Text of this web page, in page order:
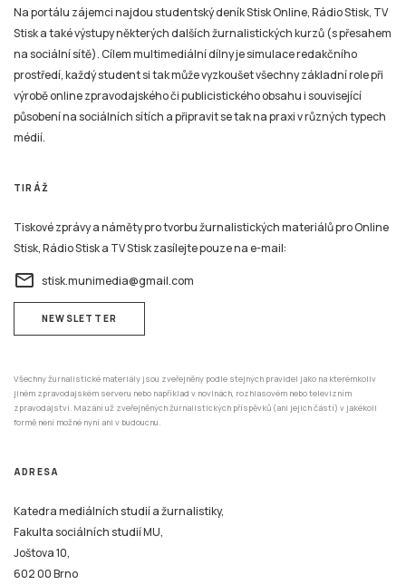
Na portálu zájemci najdou studentský deník Stisk Online, Rádio Stisk, TV
Stisk a také výstupy některých dalších žurnalistických kurzů (s přesahem
na sociální sítě). Cílem multimediální dílny je simulace redakčního
prostředí, každý student si tak může vyzkoušet všechny základní role při
výrobě online zpravodajského či publicistického obsahu i související
působení na sociálních sítích a připravit se tak na praxi v různých typech
médií.
TIRÁŽ
Tiskové zprávy a náměty pro tvorbu žurnalistických materiálů pro Online
Stisk, Rádio Stisk a TV Stisk zasílejte pouze na e-mail:
email stisk.munimedia@gmail.com
NEWSLETTER
Všechny žurnalistické materiály jsou zveřejněny podle stejných pravidel jako na kterémkoliv
jiném zpravodajském serveru nebo například v novinách, rozhlasovém nebo televizním
zpravodajství. Mazání už zveřejněných žurnalistických příspěvků (ani jejich částí) v jakékoli
formě není možné nyní ani v budoucnu.
ADRESA
Katedra mediálních studií a žurnalistiky,
Fakulta sociálních studií MU,
Joštova 10,
602 00 Brno